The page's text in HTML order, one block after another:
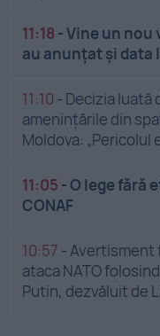
11:18 -Vine un nou
au anunțat și data
11:10 - Decizia luată
amenințările din
Moldova: „Pericolul
11:05 -O lege fără
CONAF
10:57 -Avertisment
ataca NATO
Putin, dezvăluit de